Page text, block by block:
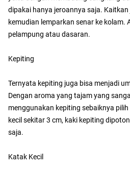
dipakai hanya jeroannya saja. Kaitkan
kemudian lemparkan senar ke kolam.
pelampung atau dasaran.
Kepiting
Ternyata kepiting juga bisa menjadi
Dengan aroma yang tajam yang
menggunakan kepiting sebaiknya
kecil sekitar 3 cm, kaki kepiting
saja.
Katak Kecil